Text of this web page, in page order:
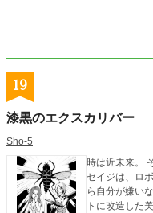
19
漆黒のエクスカリバー
Sho-5
時は近未来。
セイジは、ロ
ら自分が嫌い
トに改造した